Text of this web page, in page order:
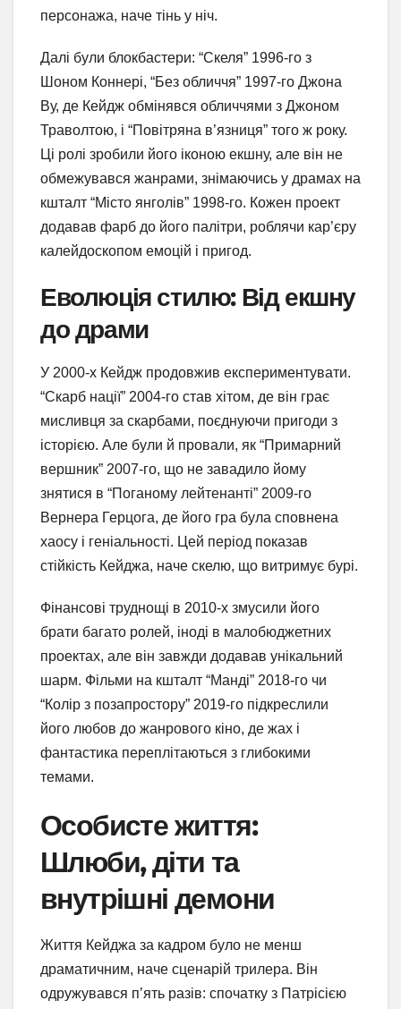
персонажа, наче тінь у ніч.
Далі були блокбастери: “Скеля” 1996-го з
Шоном Коннері, “Без обличчя” 1997-го Джона
Ву, де Кейдж обмінявся обличчями з Джоном
Траволтою, і “Повітряна в’язниця” того ж року.
Ці ролі зробили його іконою екшну, але він не
обмежувався жанрами, знімаючись у драмах на
кшталт “Місто янголів” 1998-го. Кожен проект
додавав фарб до його палітри, роблячи кар’єру
калейдоскопом емоцій і пригод.
Еволюція стилю: Від екшну
до драми
У 2000-х Кейдж продовжив експериментувати.
“Скарб нації” 2004-го став хітом, де він грає
мисливця за скарбами, поєднуючи пригоди з
історією. Але були й провали, як “Примарний
вершник” 2007-го, що не завадило йому
знятися в “Поганому лейтенанті” 2009-го
Вернера Герцога, де його гра була сповнена
хаосу і геніальності. Цей період показав
стійкість Кейджа, наче скелю, що витримує бурі.
Фінансові труднощі в 2010-х змусили його
брати багато ролей, іноді в малобюджетних
проектах, але він завжди додавав унікальний
шарм. Фільми на кшталт “Манді” 2018-го чи
“Колір з позапростору” 2019-го підкреслили
його любов до жанрового кіно, де жах і
фантастика переплітаються з глибокими
темами.
Особисте життя:
Шлюби, діти та
внутрішні демони
Життя Кейджа за кадром було не менш
драматичним, наче сценарій трилера. Він
одружувався п’ять разів: спочатку з Патрісією